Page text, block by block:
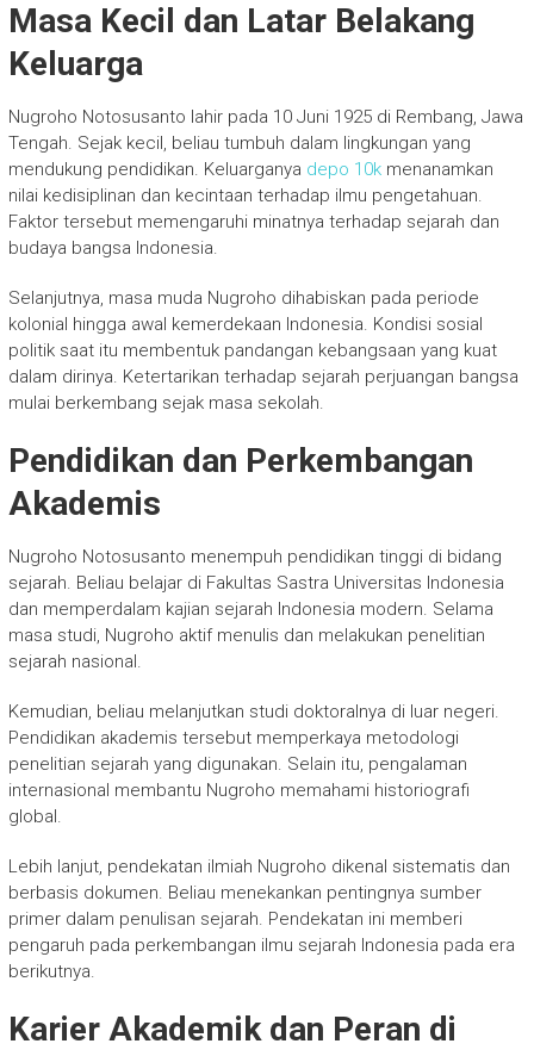
Masa Kecil dan Latar Belakang
Keluarga
Nugroho Notosusanto lahir pada 10 Juni 1925 di Rembang, Jawa
Tengah. Sejak kecil, beliau tumbuh dalam lingkungan yang
mendukung pendidikan. Keluarganya depo 10kmenanamkan
nilai kedisiplinan dan kecintaan terhadap ilmu pengetahuan.
Faktor tersebut memengaruhi minatnya terhadap sejarah dan
budaya bangsa Indonesia.
Selanjutnya, masa muda Nugroho dihabiskan pada periode
kolonial hingga awal kemerdekaan Indonesia. Kondisi sosial
politik saat itu membentuk pandangan kebangsaan yang kuat
dalam dirinya. Ketertarikan terhadap sejarah perjuangan bangsa
mulai berkembang sejak masa sekolah.
Pendidikan dan Perkembangan
Akademis
Nugroho Notosusanto menempuh pendidikan tinggi di bidang
sejarah. Beliau belajar di Fakultas Sastra Universitas Indonesia
dan memperdalam kajian sejarah Indonesia modern. Selama
masa studi, Nugroho aktif menulis dan melakukan penelitian
sejarah nasional.
Kemudian, beliau melanjutkan studi doktoralnya di luar negeri.
Pendidikan akademis tersebut memperkaya metodologi
penelitian sejarah yang digunakan. Selain itu, pengalaman
internasional membantu Nugroho memahami historiografi
global.
Lebih lanjut, pendekatan ilmiah Nugroho dikenal sistematis dan
berbasis dokumen. Beliau menekankan pentingnya sumber
primer dalam penulisan sejarah. Pendekatan ini memberi
pengaruh pada perkembangan ilmu sejarah Indonesia pada era
berikutnya.
Karier Akademik dan Peran di